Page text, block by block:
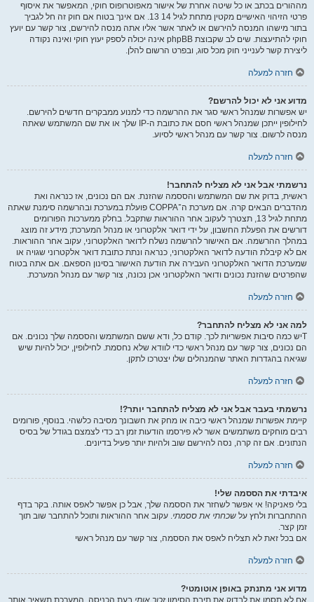
מההורים בכתב או כל שיטה אחרת של אישור מאפוטרופוס חוקי, המאפשר את איסוף
פרטי הזיהוי האישיים מקטין מתחת לגיל 14 13. אם אינך בטוח אם חוק זה חל לגביך
בתור מישהו המנסה להירשם או לאתר אשר אליו אתה מנסה להירשם, צור קשר עם יועץ
חוקי להתיעצות. שים לב שקבוצת phpBB אינה יכולה לספק יעוץ חוקי ואינה נקודה
ליצירת קשר לענייני חוק מכל סוג, ובפרט הרשום להלן.
חזרה למעלה
מדוע אני לא יכול להרשם?
יש אפשרות שמנהל ראשי סגר את ההרשמה כדי למנוע ממבקרים חדשים להירשם.
לחילופין ייתכן שמנהל ראשי חסם את כתובת ה-IP שלך או את שם המשתמש שאתה
מנסה לרשום. צור קשר עם מנהל ראשי לסיוע.
חזרה למעלה
נרשמתי אבל אני לא מצליח להתחבר!
ראשית, בדוק את שם המשתמש והססמה שהזנת. אם הם נכונים, אז כנראה ואת
מהדברים הבאים קרה. אם מערכת ה־COPPA פועלת במערכת ובהרשמה סימנת שאתה
מתחת לגיל 13, תצטרך לעקוב אחר ההוראות שתקבל. בחלק ממערכות הפורומים
דורשים את הפעלת החשבון, על ידי דואר אלקטרוני או מנהל המערכת; מידע זה מוצג
במהלך ההרשמה. אם האישור להרשמה נשלח לדואר האלקטרוני, עקוב אחר ההוראות.
אם לא קיבלת הודעה לדואר האלקטרוני, כנראה ונתת כתובת דואר אלקטרוני שגויה או
שמערכת הדואר האלקטרוני העבירה את הודעת האישור בסינון הספאם. אם אתה בטוח
שהפרטים שהזנת נכונים ודואר האלקטרוני אכן נכונה, צור קשר עם מנהל המערכת.
חזרה למעלה
למה אני לא מצליח להתחבר?
Tיש כמה סיבות אפשריות לכך. קודם כל, ודא ששם המשתמש והססמה שלך נכונים. אם
הם נכונים, צור קשר עם מנהל ראשי כדי לוודא שלא נחסמת. לחילופין, יכול להיות שיש
שגיאה בהגדרות האתר שהמנהלים שלו יצטרכו לתקן.
חזרה למעלה
נרשמתי בעבר אבל אני לא מצליח להתחבר יותר?!
קיימת אפשרות שמנהל ראשי כיבה או מחק את חשבונך מסיבה כלשהי. בנוסף, פורומים
רבים מוחקים משתמשים אשר לא פירסמו הודעות זמן רב כדי לצמצם בגודל של בסיס
הנתונים. אם זה קרה, נסה להירשם שוב ולהיות יותר פעיל בדיונים.
חזרה למעלה
איבדתי את הססמה שלי!
בלי פאניקה! אי אפשר לשחזר את הססמה שלך, אבל כן אפשר לאפס אותה. בקר בדף
ההתחברות ולחץ על שכחתי את ססמתי. עקוב אחר ההוראות ותוכל להתחבר שוב תוך
זמן קצר.
אם בכל זאת לא תצליח לאפס את הססמה, צור קשר עם מנהל ראשי
חזרה למעלה
מדוע אני מתנתק באופן אוטומטי?
אם לא תסמן את לבדוק את תיבת הסימוןזכור אותי בעת הכניסה, המערכת תשאיר אותך